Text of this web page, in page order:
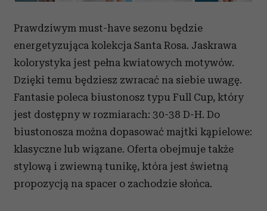
Prawdziwym must-have sezonu będzie
energetyzująca kolekcja Santa Rosa. Jaskrawa
kolorystyka jest pełna kwiatowych motywów.
Dzięki temu będziesz zwracać na siebie uwagę.
Fantasie poleca biustonosz typu Full Cup, który
jest dostępny w rozmiarach: 30-38 D-H. Do
biustonosza można dopasować majtki kąpielowe:
klasyczne lub wiązane. Oferta obejmuje także
stylową i zwiewną tunikę, która jest świetną
propozycją na spacer o zachodzie słońca.